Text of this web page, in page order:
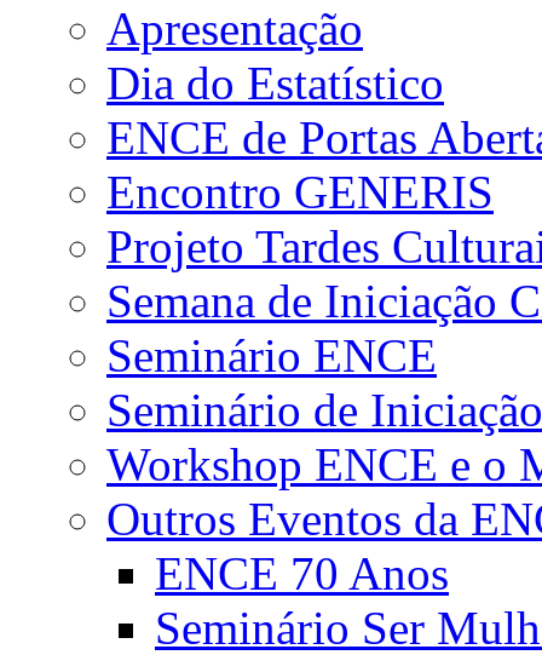
Apresentação
Dia do Estatístico
ENCE de Portas
Encontro GENERIS
Projeto Tardes
Semana de Iniciação
Seminário ENCE
Seminário de
Workshop ENCE e o
Outros Eventos da
ENCE 70 Anos
Seminário Ser